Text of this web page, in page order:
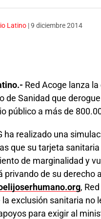
Latino |9 diciembre 2014
Red Acoge lanza
de Sanidad que
público a más de
ha realizado una
que su tarjeta
de marginalidad y
privando de su derecho
,
la exclusión sanitaria no
para exigir al